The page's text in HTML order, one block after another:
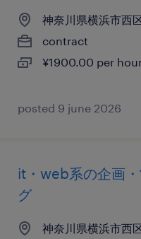
神奈川県横浜市西
contract
¥1900.00 per
posted 9 june 2026
it・web系の企画
グ
神奈川県横浜市西